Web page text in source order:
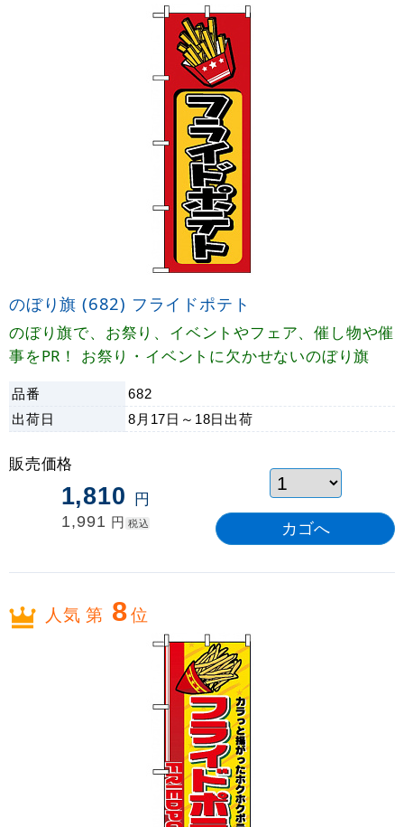
のぼり旗 (682) フライドポテト
のぼり旗で、お祭り、イベントやフェア、催し物や催
事をPR！ お祭り・イベントに欠かせないのぼり旗
品番 682
出荷日 8月17日～18日 出荷
販売価格
1,810 円
1,991 円 税込
人気 第 8位